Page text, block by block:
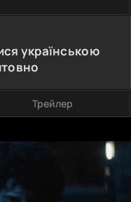
українською
Трейлер